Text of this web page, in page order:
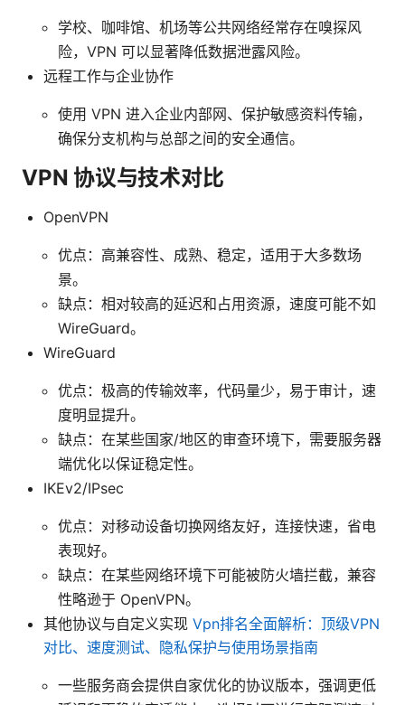
学校、咖啡馆、机场等公共网络经常存在嗅探风
险，VPN 可以显著降低数据泄露风险。
远程工作与企业协作
使用 VPN 进入企业内部网、保护敏感资料传输，
确保分支机构与总部之间的安全通信。
VPN 协议与技术对比
OpenVPN
优点：高兼容性、成熟、稳定，适用于大多数场
景。
缺点：相对较高的延迟和占用资源，速度可能不如
WireGuard。
WireGuard
优点：极高的传输效率，代码量少，易于审计，速
度明显提升。
缺点：在某些国家/地区的审查环境下，需要服务器
端优化以保证稳定性。
IKEv2/IPsec
优点：对移动设备切换网络友好，连接快速，省电
表现好。
缺点：在某些网络环境下可能被防火墙拦截，兼容
性略逊于 OpenVPN。
其他协议与自定义实现 Vpn排名全面解析：顶级VPN
对比、速度测试、隐私保护与使用场景指南
一些服务商会提供自家优化的协议版本，强调更低